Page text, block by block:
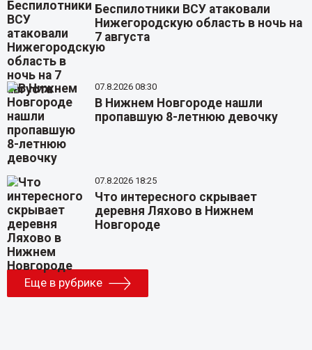
Беспилотники ВСУ атаковали
Нижегородскую область в ночь на
7 августа
07.8.2026 08:30
В Нижнем Новгороде нашли
пропавшую 8-летнюю девочку
07.8.2026 18:25
Что интересного скрывает
деревня Ляхово в Нижнем
Новгороде
Еще в рубрике